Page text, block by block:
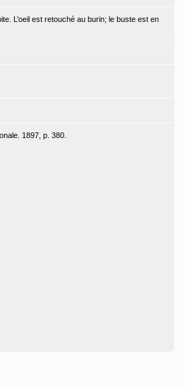
L’oeil est retouché au burin; le buste est en
1897, p. 380.